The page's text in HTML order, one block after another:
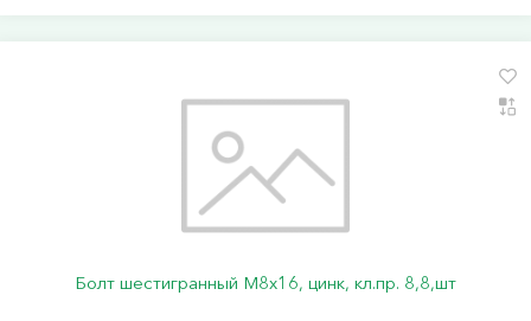
Болт шестигранный М8х16, цинк, кл.пр. 8,8,шт